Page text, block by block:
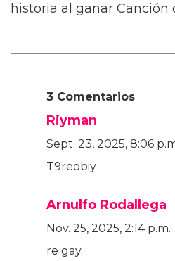
historia al ganar Canción
3 Comentarios
Riyman
Sept. 23, 2025, 8:06
T9reobiy
Arnulfo Rodallega
Nov. 25, 2025, 2:14 p.m.
re gay